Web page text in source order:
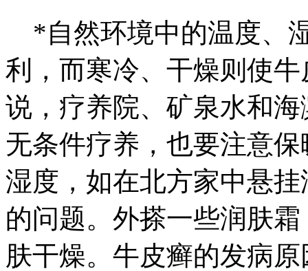
*自然环境中的温度、
利，而寒冷、干燥则使
说，疗养院、矿泉水和
无条件疗养，也要注意
湿度，如在北方家中悬
的问题。外搽一些润肤
肤干燥。牛皮癣的发病